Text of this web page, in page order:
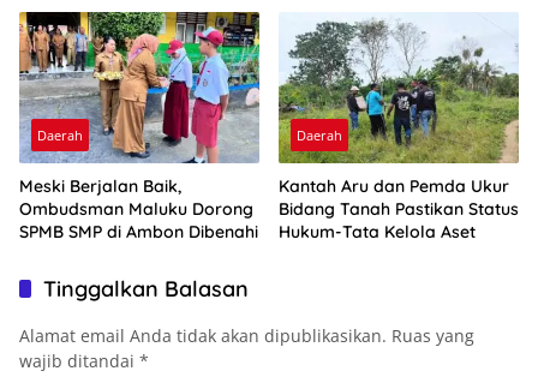
Daerah
Meski Berjalan Baik,
Ombudsman Maluku Dorong
SPMB SMP di Ambon Dibenahi
Daerah
Kantah Aru dan Pemda Ukur
Bidang Tanah Pastikan Status
Hukum-Tata Kelola Aset
Tinggalkan Balasan
Alamat email Anda tidak akan dipublikasikan. Ruas yang
wajib ditandai *